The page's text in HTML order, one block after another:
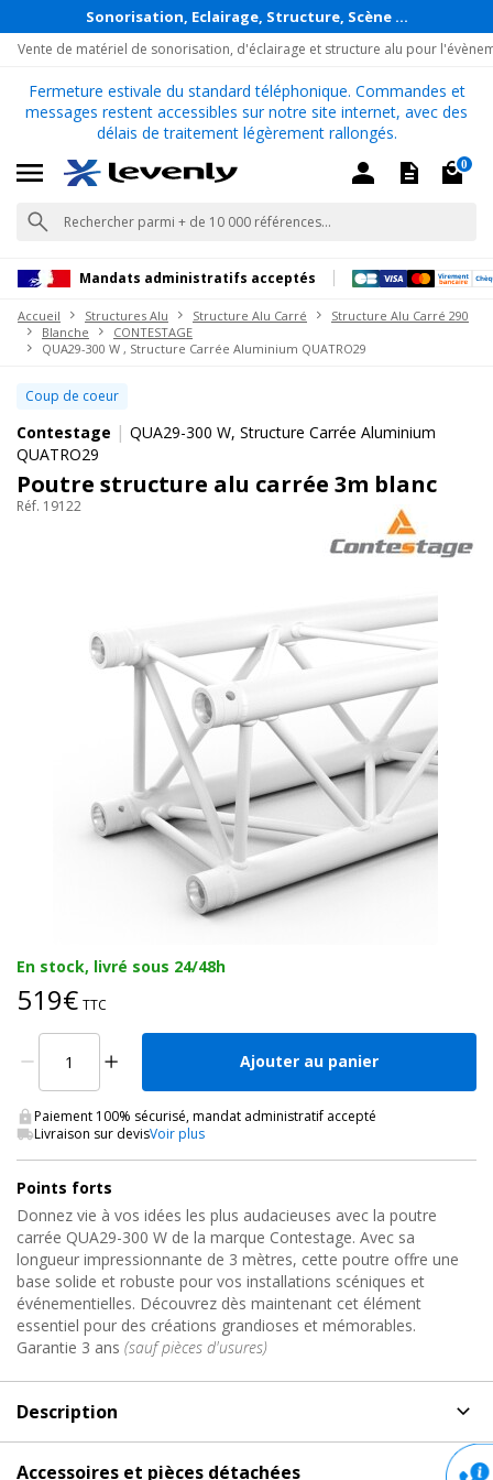
Sonorisation, Eclairage, Structure, Scène ...
Vente de matériel de sonorisation, d'éclairage et structure alu pour
Fermeture estivale du standard téléphonique. Commandes et
messages restent accessibles sur notre site internet, avec des
délais de traitement légèrement rallongés.
0
Mandats administratifs acceptés
Accueil Structures Alu Structure Alu Carré
Structure Alu Carré 290
Blanche
CONTESTAGE
QUA29-300 W , Structure Carrée Aluminium QUATRO29
Coup de coeur
Contestage | QUA29-300 W, Structure Carrée Aluminium
QUATRO29
Poutre structure alu carrée 3m blanc
Réf. 19122
En stock, livré sous 24/48h
519€ TTC
Ajouter au panier
Paiement 100% sécurisé, mandat administratif accepté
Livraison sur devisVoir plus
Points forts
Donnez vie à vos idées les plus audacieuses avec la poutre
carrée QUA29-300 W de la marque Contestage. Avec sa
longueur impressionnante de 3 mètres, cette poutre offre une
base solide et robuste pour vos installations scéniques et
événementielles. Découvrez dès maintenant cet élément
essentiel pour des créations grandioses et mémorables.
Garantie 3 ans (sauf pièces d'usures)
Description
de Structure Carrée Aluminium QUATRO29,
Accessoires et pièces détachées